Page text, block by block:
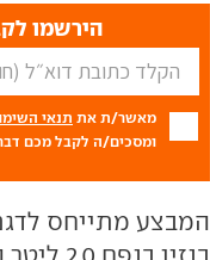
הירשמו
מאשר/ת את תנאי
ומסכים/ה לקבל מכם